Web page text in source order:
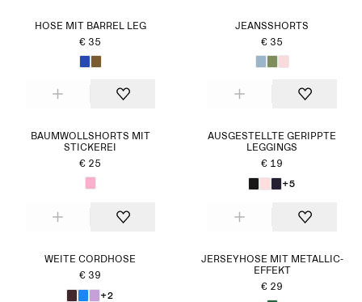
HOSE MIT BARREL LEG
€ 35
JEANSSHORTS
€ 35
BAUMWOLLSHORTS MIT
STICKEREI
€ 25
AUSGESTELLTE GERIPPTE
LEGGINGS
€ 19
+5
WEITE CORDHOSE
€ 39
+2
JERSEYHOSE MIT METALLIC-
EFFEKT
€ 29